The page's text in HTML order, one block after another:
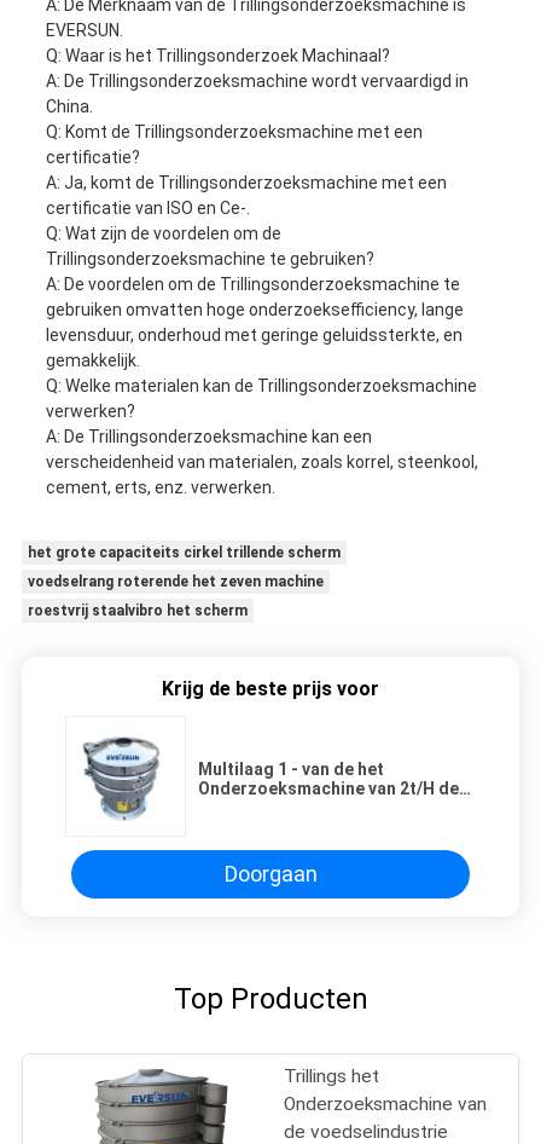
A: De Merknaam van de Trillingsonderzoeksmachine is
EVERSUN.
Q: Waar is het Trillingsonderzoek Machinaal?
A: De Trillingsonderzoeksmachine wordt vervaardigd in
China.
Q: Komt de Trillingsonderzoeksmachine met een
certificatie?
A: Ja, komt de Trillingsonderzoeksmachine met een
certificatie van ISO en Ce-.
Q: Wat zijn de voordelen om de
Trillingsonderzoeksmachine te gebruiken?
A: De voordelen om de Trillingsonderzoeksmachine te
gebruiken omvatten hoge onderzoeksefficiency, lange
levensduur, onderhoud met geringe geluidssterkte, en
gemakkelijk.
Q: Welke materialen kan de Trillingsonderzoeksmachine
verwerken?
A: De Trillingsonderzoeksmachine kan een
verscheidenheid van materialen, zoals korrel, steenkool,
cement, erts, enz. verwerken.
het grote capaciteits cirkel trillende scherm
voedselrang roterende het zeven machine
roestvrij staalvibro het scherm
Krijg de beste prijs voor
Multilaag 1 - van de het
Onderzoeksmachine van 2t/H de
Doorgaan
Top Producten
Trillings het
Onderzoeksmachine van
de voedselindustrie